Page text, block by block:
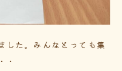
した。みんなとっても集
・